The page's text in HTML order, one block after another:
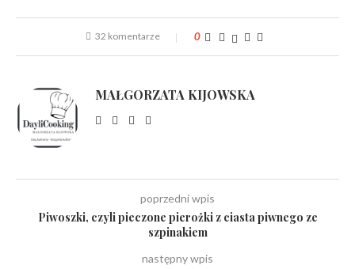
32 komentarze 0
MAŁGORZATA KIJOWSKA
poprzedni wpis
Piwoszki, czyli pieczone pierożki z ciasta piwnego ze
szpinakiem
następny wpis